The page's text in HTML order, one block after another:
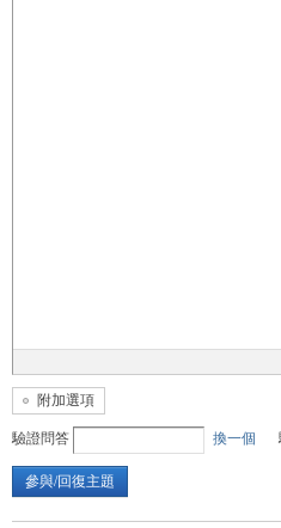
限
附加選項
驗證問答 換一個
參與/回復主題